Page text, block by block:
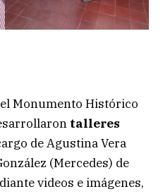
Monumento Histórico
talleres
de Agustina Vera
(Mercedes) de
videos e imágenes,